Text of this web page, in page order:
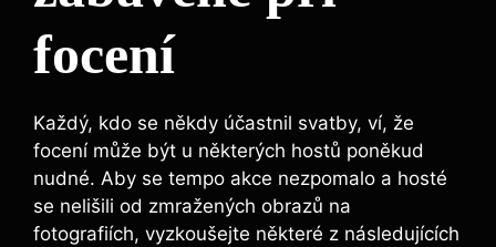
focení
Každý, kdo se někdy účastnil svatby, ví, že
focení může být u některých hostů poněkud
nudné.⁣ Aby se tempo akce nezpomalo​ a hosté
‍se nelišili od zmražených obrazů‍ na
fotografiích, vyzkoušejte některé z následujících